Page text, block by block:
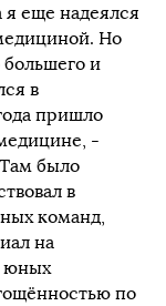
я еще надеялся
Но
большего и
в
пришло
-
было
в
команд,
на
юных
по